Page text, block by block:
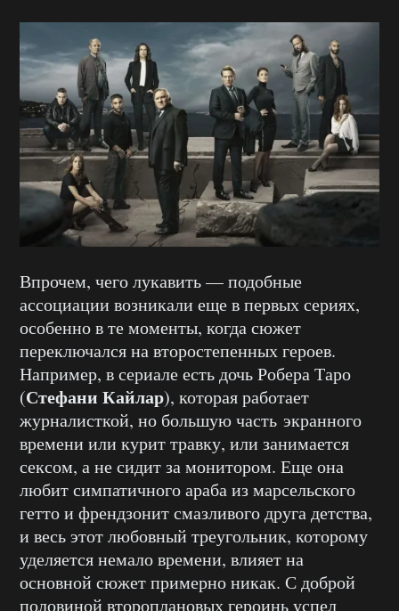
Впрочем, чего лукавить — подобные
ассоциации возникали еще в первых сериях,
особенно в те моменты, когда сюжет
переключался на второстепенных героев.
Например, в сериале есть дочь Робера Таро
(Стефани Кайлар), которая работает
журналисткой, но большую часть экранного
времени или курит травку, или занимается
сексом, а не сидит за монитором. Еще она
любит симпатичного араба из марсельского
гетто и френдзонит смазливого друга детства,
и весь этот любовный треугольник, которому
уделяется немало времени, влияет на
основной сюжет примерно никак. С доброй
половиной второплановых героинь успел